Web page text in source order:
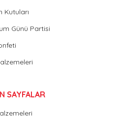
Kutuları
Günü Partisi
SAYFALAR